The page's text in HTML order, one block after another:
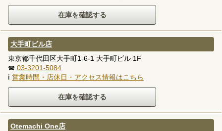
大手町ビル店
東京都千代田区大手町1-6-1 大手町ビル 1F
☎ 03-3201-5084
ℹ 営業時間・店休日・アクセス情報はこちら
Otemachi One店